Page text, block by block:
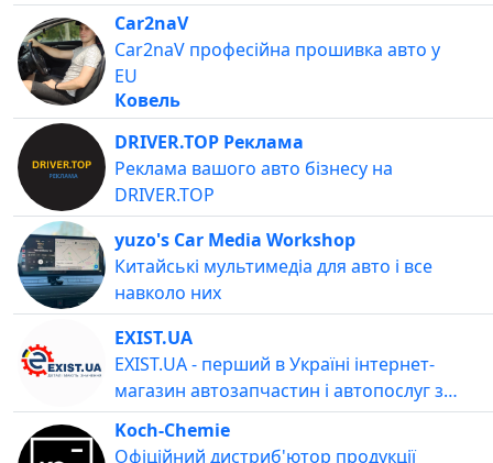
Car2naV
Car2naV професійна прошивка авто у
EU
Ковель
DRIVER.TOP Реклама
Реклама вашого авто бізнесу на
DRIVER.TOP
yuzo's Car Media Workshop
Китайські мультимедіа для авто і все
навколо них
EXIST.UA
EXIST.UA - перший в Україні інтернет-
магазин автозапчастин і автопослуг з
національною мережею офісів. EXIST.UA
розробив зручні можливості для
Koch-Chemie
Офіційний дистриб'ютор продукції